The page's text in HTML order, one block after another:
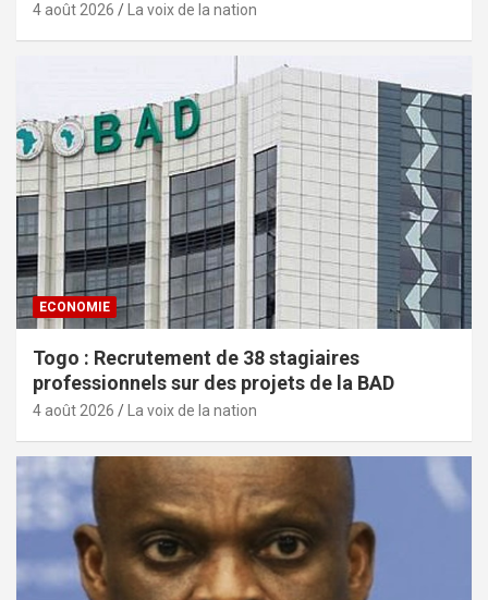
4 août 2026 La voix de la nation
ECONOMIE
Togo : Recrutement de 38 stagiaires
professionnels sur des projets de la BAD
4 août 2026 La voix de la nation